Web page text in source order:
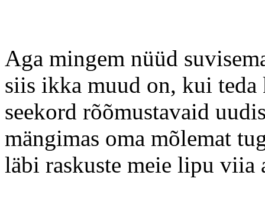
Aga mingem nüüd
siis ikka muud on, kui
seekord rõõmustavaid
mängimas oma mõlemat
läbi raskuste meie lipu viia